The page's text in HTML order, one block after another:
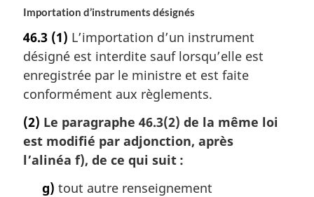
Importation d’instruments désignés
46.3 (1) L’importation d’un instrument
désigné est interdite sauf lorsqu’elle est
enregistrée par le ministre et est faite
conformément aux règlements.
(2) Le paragraphe 46.3(2) de la même loi
est modifié par adjonction, après
l’alinéa f), de ce qui suit :
g) tout autre renseignement